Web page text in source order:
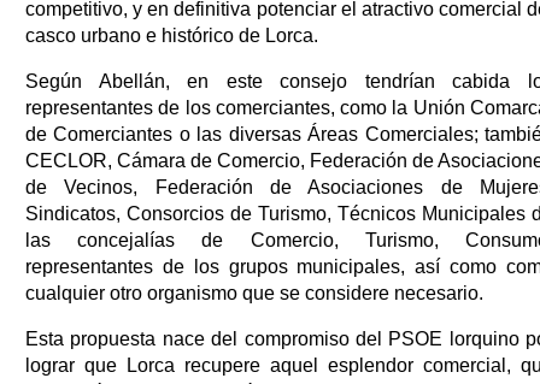
competitivo, y en definitiva potenciar el atractivo comercial
casco urbano e histórico de Lorca.
Según Abellán, en este consejo tendrían cabida
representantes de los comerciantes, como la Unión
de Comerciantes o las diversas Áreas Comerciales;
CECLOR, Cámara de Comercio, Federación de
de Vecinos, Federación de Asociaciones de
Sindicatos, Consorcios de Turismo, Técnicos Municipales
las concejalías de Comercio, Turismo,
representantes de los grupos municipales, así como
cualquier otro organismo que se considere necesario.
Esta propuesta nace del compromiso del PSOE lorquino
lograr que Lorca recupere aquel esplendor comercial,